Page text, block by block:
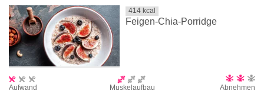
414 kcal
Feigen-Chia-Porridge
Aufwand Muskelaufbau Abnehmen